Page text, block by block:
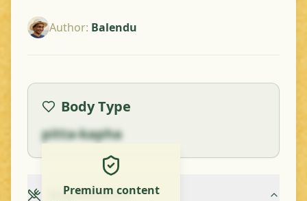
Author: Balendu
Body Type
pitta-kapha
Premium content
Ingredients